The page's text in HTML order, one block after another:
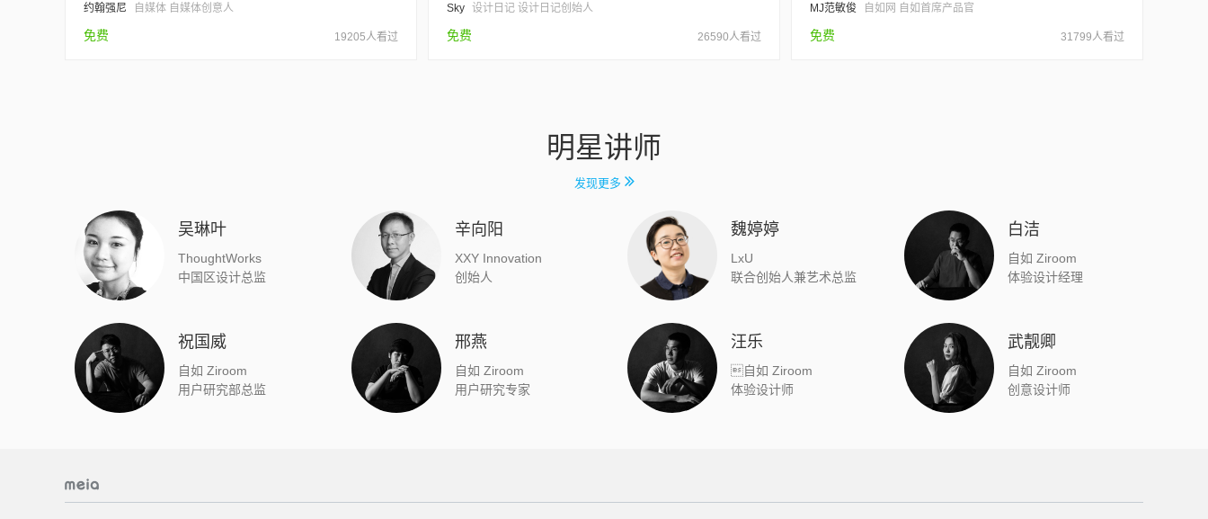
约翰强尼 自媒体 自媒体创意人
免费 19205人看过
Sky 设计日记 设计日记创始人
免费 26590人看过
MJ范敏俊 自如网 自如首席产品官
免费 31799人看过
明星讲师
发现更多
吴琳叶
ThoughtWorks
中国区设计总监
辛向阳
XXY Innovation
创始人
魏婷婷
LxU
联合创始人兼艺术总监
白洁
自如 Ziroom
体验设计经理
祝国威
自如 Ziroom
用户研究部总监
邢燕
自如 Ziroom
用户研究专家
汪乐
自如 Ziroom
体验设计师
武靓卿
自如 Ziroom
创意设计师